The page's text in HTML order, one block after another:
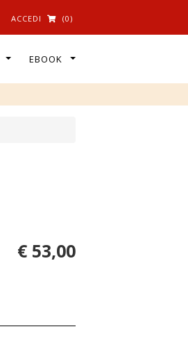
ACCEDI (0)
EBOOK
€ 53,00